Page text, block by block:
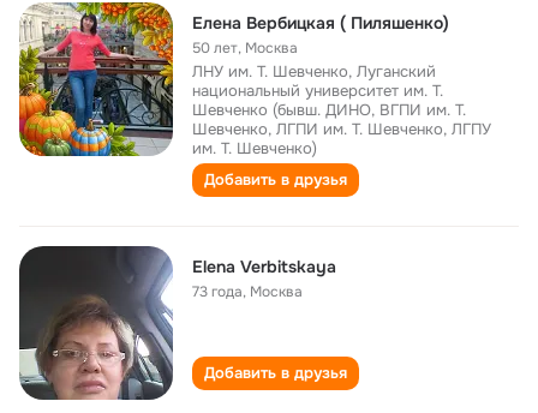
Елена Вербицкая ( Пиляшенко)
50 лет, Москва
ЛНУ им. Т. Шевченко, Луганский
национальный университет им. Т.
Шевченко (бывш. ДИНО, ВГПИ им. Т.
Шевченко, ЛГПИ им. Т. Шевченко, ЛГПУ
им. Т. Шевченко)
Добавить в друзья
Elena Verbitskaya
73 года, Москва
Добавить в друзья